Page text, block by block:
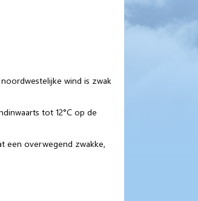
wind is zwak
tot 12°C op de
een overwegend zwakke,